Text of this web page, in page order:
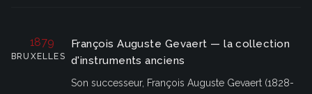
1879
BRUXELLES
François Auguste Gevaert — la collection
d'instruments anciens
Son successeur, François Auguste Gevaert (1828-